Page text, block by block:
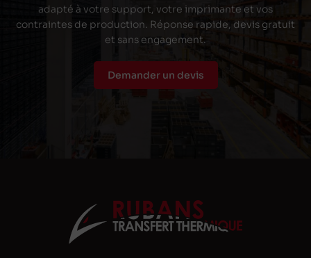
adapté à votre support, votre imprimante et vos
contraintes de production. Réponse rapide, devis gratuit
et sans engagement.
Demander un devis